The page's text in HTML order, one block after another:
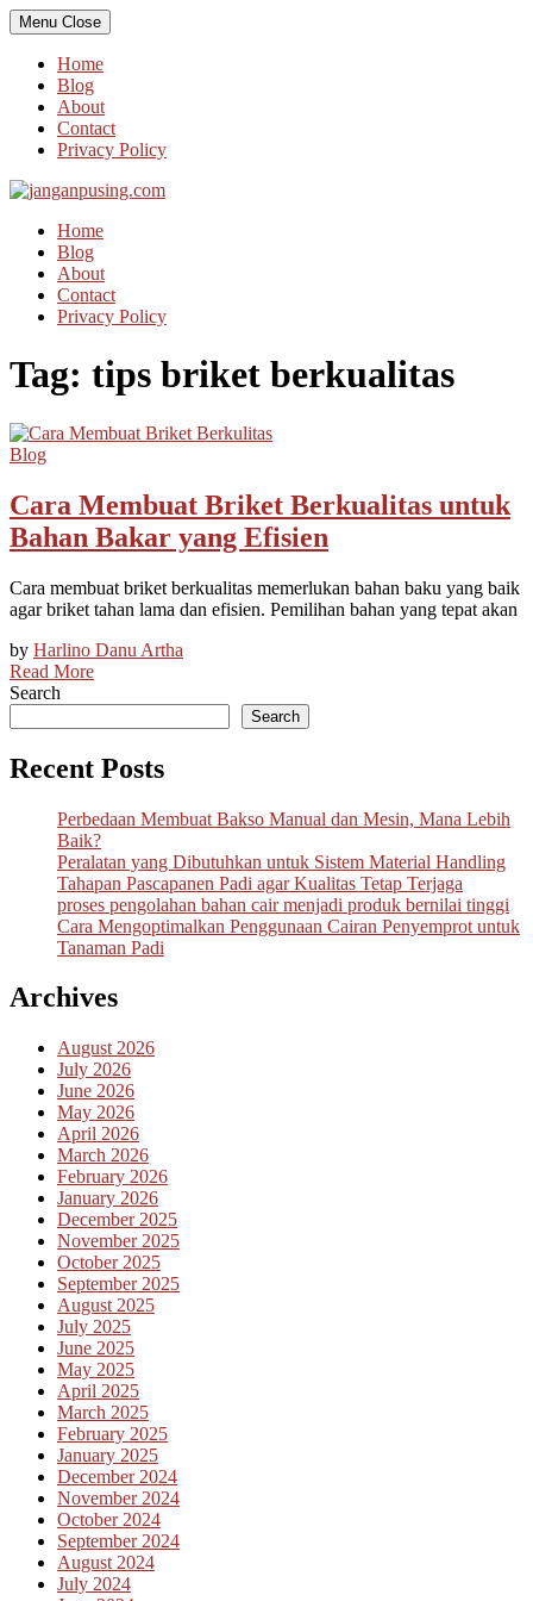
Skip
to
content
Menu Close
Home
Blog
About
Contact
Privacy Policy
Home
Blog
About
Contact
Privacy Policy
Tag: tips briket berkualitas
Blog
Cara Membuat Briket Berkualitas untuk
Bahan Bakar yang Efisien
Cara membuat briket berkualitas memerlukan bahan baku yang baik
agar briket tahan lama dan efisien. Pemilihan bahan yang tepat akan
by Harlino Danu Artha
Read More
Search
Search
Recent Posts
Perbedaan Membuat Bakso Manual dan Mesin, Mana Lebih
Baik?
Peralatan yang Dibutuhkan untuk Sistem Material Handling
Tahapan Pascapanen Padi agar Kualitas Tetap Terjaga
proses pengolahan bahan cair menjadi produk bernilai tinggi
Cara Mengoptimalkan Penggunaan Cairan Penyemprot untuk
Tanaman Padi
Archives
August 2026
July 2026
June 2026
May 2026
April 2026
March 2026
February 2026
January 2026
December 2025
November 2025
October 2025
September 2025
August 2025
July 2025
June 2025
May 2025
April 2025
March 2025
February 2025
January 2025
December 2024
November 2024
October 2024
September 2024
August 2024
July 2024